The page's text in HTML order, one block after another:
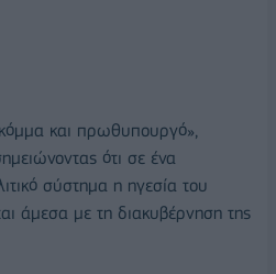
κόμμα και πρωθυπουργό»,
ότι σε ένα
σύστημα η ηγεσία του
άμεσα με τη διακυβέρνηση της